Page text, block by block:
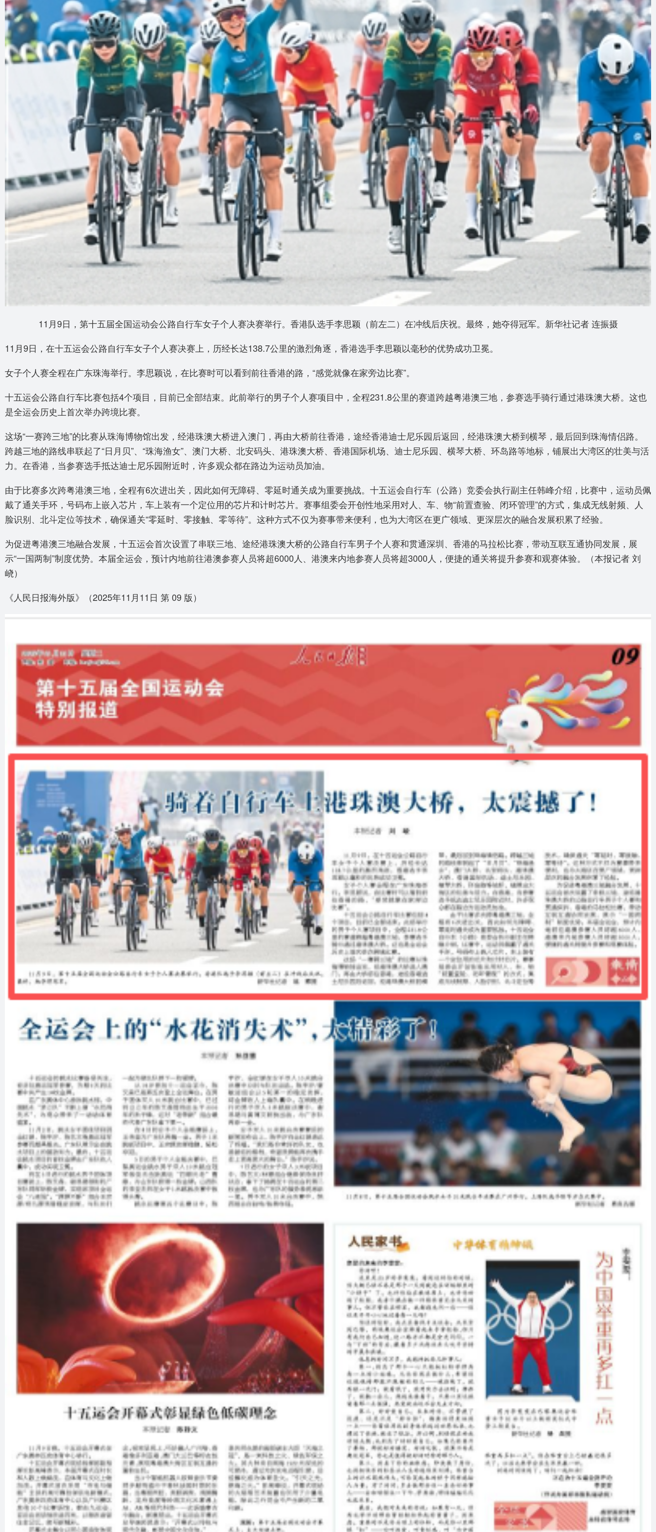
11月9日，第十五届全国运动会公路自行车女子个人赛决赛举行。香港队选手李思颖（前左二）在冲线后庆祝。最终，她夺得冠军。新华社记者 连振摄
11月9日，在十五运会公路自行车女子个人赛决赛上，历经长达138.7公里的激烈角逐，香港选手李思颖以毫秒的优势成功卫冕。
女子个人赛全程在广东珠海举行。李思颖说，在比赛时可以看到前往香港的路，“感觉就像在家旁边比赛”。
十五运会公路自行车比赛包括4个项目，目前已全部结束。此前举行的男子个人赛项目中，全程231.8公里的赛道跨越粤港澳三地，参赛选手骑行通过港珠澳大桥。这也
是全运会历史上首次举办跨境比赛。
这场“一赛跨三地”的比赛从珠海博物馆出发，经港珠澳大桥进入澳门，再由大桥前往香港，途经香港迪士尼乐园后返回，经港珠澳大桥到横琴，最后回到珠海情侣路。
跨越三地的路线串联起了“日月贝”、“珠海渔女”、澳门大桥、北安码头、港珠澳大桥、香港国际机场、迪士尼乐园、横琴大桥、环岛路等地标，铺展出大湾区的壮美与活
力。在香港，当参赛选手抵达迪士尼乐园附近时，许多观众都在路边为运动员加油。
由于比赛多次跨粤港澳三地，全程有6次进出关，因此如何无障碍、零延时通关成为重要挑战。十五运会自行车（公路）竞委会执行副主任韩峰介绍，比赛中，运动员佩
戴了通关手环，号码布上嵌入芯片，车上装有一个定位用的芯片和计时芯片。赛事组委会开创性地采用对人、车、物“前置查验、闭环管理”的方式，集成无线射频、人
脸识别、北斗定位等技术，确保通关“零延时、零接触、零等待”。这种方式不仅为赛事带来便利，也为大湾区在更广领域、更深层次的融合发展积累了经验。
为促进粤港澳三地融合发展，十五运会首次设置了串联三地、途经港珠澳大桥的公路自行车男子个人赛和贯通深圳、香港的马拉松比赛，带动互联互通协同发展，展
示“一国两制”制度优势。本届全运会，预计内地前往港澳参赛人员将超6000人、港澳来内地参赛人员将超3000人，便捷的通关将提升参赛和观赛体验。（本报记者 刘
峣）
《人民日报海外版》（2025年11月11日 第 09 版）